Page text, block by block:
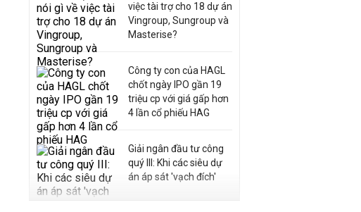
việc tài trợ cho 18 dự án
Vingroup, Sungroup và
Masterise?
Công ty con của HAGL
chốt ngày IPO gần 19
triệu cp với giá gấp hơn
4 lần cổ phiếu HAG
Giải ngân đầu tư công
quý III: Khi các siêu dự
án áp sát 'vạch đích'